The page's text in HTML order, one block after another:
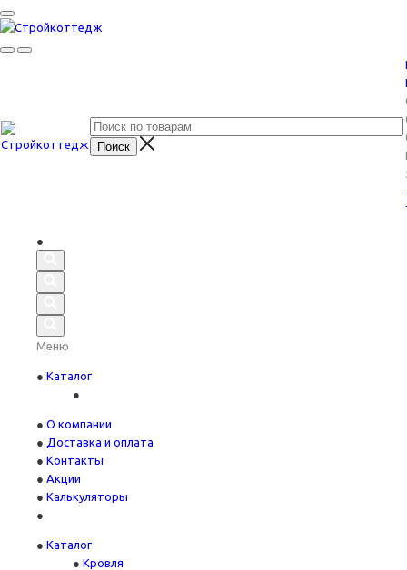
Меню
Каталог
О компании
Доставка и оплата
Контакты
Акции
Калькуляторы
Каталог
Кровля